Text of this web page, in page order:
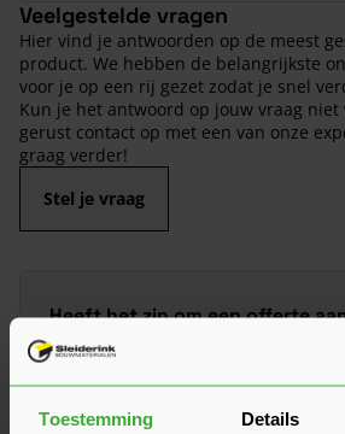
Toestemming Details
Veelgestelde vragen
Hier vind je antwoorden op de meest
product. We hebben de belangrijkste
voor je op een rij gezet zodat je snel
Kun je het antwoord op jouw vraag niet
gerust contact op met een van onze
graag verder!
Stel je vraag
Heeft het zin om een offerte